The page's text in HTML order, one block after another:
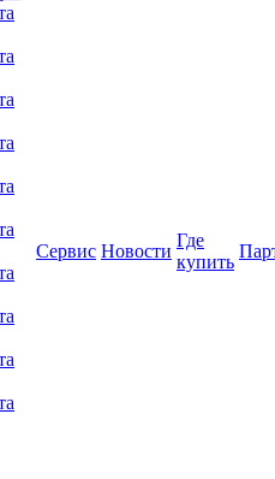
Сервис Новости
Где
купить